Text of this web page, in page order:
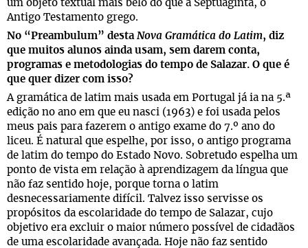
um objeto textual mais belo do que a Septuaginta, o
Antigo Testamento grego.
No “Preambulum” desta Nova Gramática do Latim, diz
que muitos alunos ainda usam, sem darem conta,
programas e metodologias do tempo de Salazar. O que é
que quer dizer com isso?
A gramática de latim mais usada em Portugal já ia na 5.ª
edição no ano em que eu nasci (1963) e foi usada pelos
meus pais para fazerem o antigo exame do 7.º ano do
liceu. É natural que espelhe, por isso, o antigo programa
de latim do tempo do Estado Novo. Sobretudo espelha um
ponto de vista em relação à aprendizagem da língua que
não faz sentido hoje, porque torna o latim
desnecessariamente difícil. Talvez isso servisse os
propósitos da escolaridade do tempo de Salazar, cujo
objetivo era excluir o maior número possível de cidadãos
de uma escolaridade avançada. Hoje não faz sentido